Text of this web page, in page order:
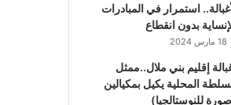
استمرار في المبادرات
بدون انقطاع
18 مارس 2024
إقليم بني ملال..ممثل
المحلية يكيل بمكيالين
للنوستالجيا)